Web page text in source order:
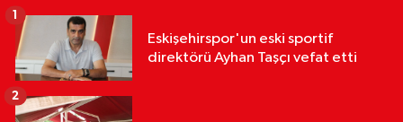
Eskişehirspor'un eski sportif
direktörü Ayhan Taşçı vefat etti
1
2